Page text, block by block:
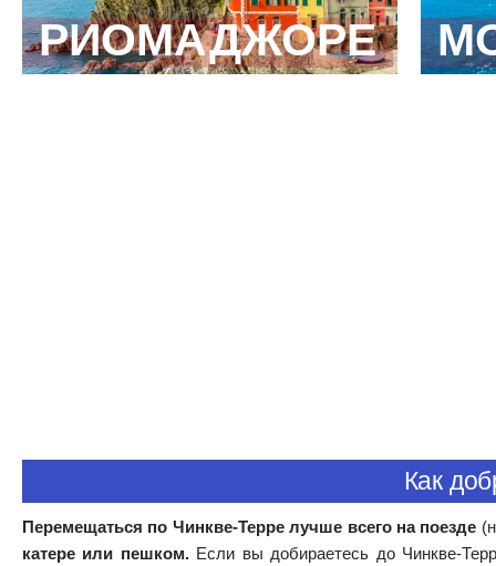
РИОМАДЖОРЕ
Как
Перемещаться по Чинкве-Терре лучше всего на поезде
катере или пешком.Если вы добираетесь до Чинкве-